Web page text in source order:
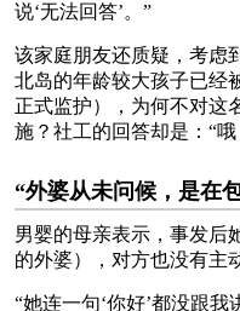
说‘无法回答’。”
该家庭朋友还质疑，考虑
北岛的年龄较大孩子已经
正式监护），为何不对这
施？社工的回答却是：“
“外婆从未问候，是在
男婴的母亲表示，事发后
的外婆），对方也没有主
“她连一句‘你好’都没跟